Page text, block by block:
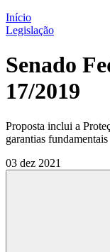
Início
Legislação
Senado
17/2019
Proposta inclui a
garantias fundamentais
03 dez 2021